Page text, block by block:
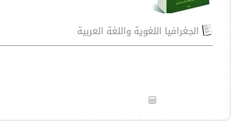
الجغرافيا اللغوية واللغة العربية